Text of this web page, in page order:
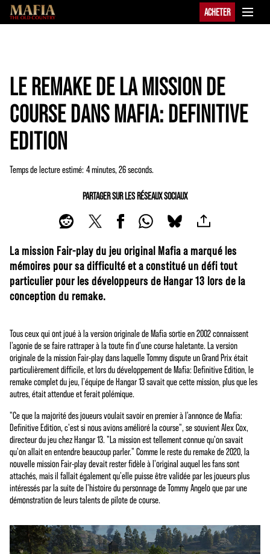
ACHETER
LE REMAKE DE LA MISSION DE
COURSE DANS MAFIA: DEFINITIVE
EDITION
Temps de lecture estimé 4 minutes, 26 seconds
PARTAGER SUR LES RÉSEAUX SOCIAUX
La mission Fair-play du jeu original Mafia a marqué les
mémoires pour sa difficulté et a constitué un défi tout
particulier pour les développeurs de Hangar 13 lors de la
conception du remake.
Tous ceux qui ont joué à la version originale de Mafia sortie en 2002 connaissent
l'agonie de se faire rattraper à la toute fin d'une course haletante. La version
originale de la mission Fair-play dans laquelle Tommy dispute un Grand Prix était
particulièrement difficile, et lors du développement de Mafia: Definitive Edition, le
remake complet du jeu, l'équipe de Hangar 13 savait que cette mission, plus que les
autres, était attendue et ferait polémique.
"Ce que la majorité des joueurs voulait savoir en premier à l'annonce de Mafia:
Definitive Edition, c'est si nous avions amélioré la course", se souvient Alex Cox,
directeur du jeu chez Hangar 13. "La mission est tellement connue qu'on savait
qu'on allait en entendre beaucoup parler." Comme le reste du remake de 2020, la
nouvelle mission Fair-play devait rester fidèle à l'original auquel les fans sont
attachés, mais il fallait également qu'elle puisse être validée par les joueurs plus
intéressés par la suite de l'histoire du personnage de Tommy Angelo que par une
démonstration de leurs talents de pilote de course.